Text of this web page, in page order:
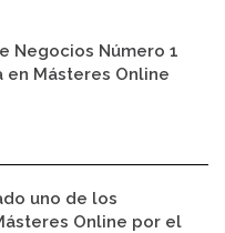
Negocios Número 1
en Másteres Online
uno de los
Online por el